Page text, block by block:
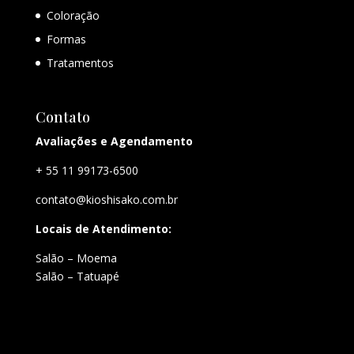
Coloração
Formas
Tratamentos
Contato
Avaliações e Agendamento
+ 55 11 99173-6500
contato@kioshisako.com.br
Locais de Atendimento:
Salão – Moema
Salão – Tatuapé